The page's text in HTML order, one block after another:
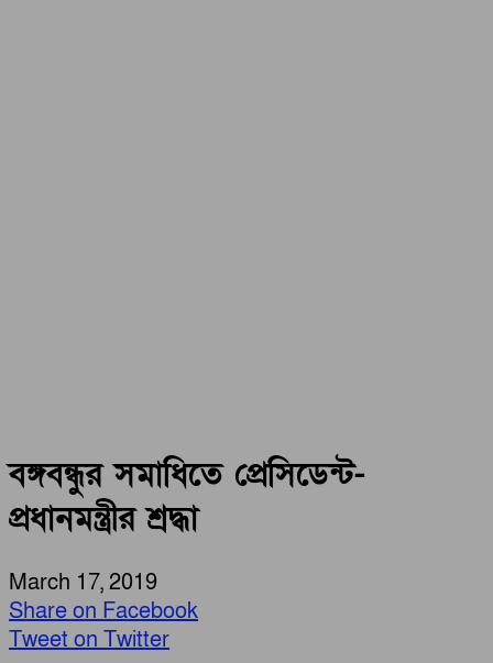
বঙ্গবন্ধুর সমাধিতে প্রেসিডেন্ট-
প্রধানমন্ত্রীর শ্রদ্ধা
March 17, 2019
Share on Facebook
Tweet on Twitter